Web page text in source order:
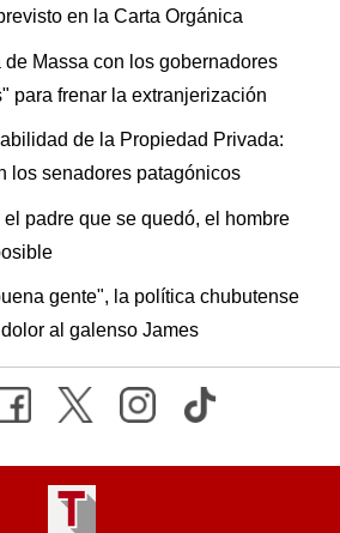
en la Carta Orgánica
de Massa con los gobernadores
para frenar la extranjerización
de la Propiedad Privada:
los senadores patagónicos
padre que se quedó, el hombre
gente", la política chubutense
al galenso James